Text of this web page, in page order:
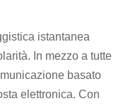
istantanea
In mezzo a tutte
basato
elettronica. Con